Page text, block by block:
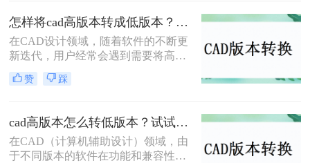
绍三种实用的cad版本转换方法，帮助
您轻松完成转换工作。
怎样将cad高版本转成低版本？分享3种实用的方法~！
在CAD设计领域，随着软件的不断更
新迭代，用户经常会遇到需要将高版
本的CAD文件转换为低版本以便在不
同版本的CAD软件中打开或共享的情
呢？本文将详细介绍几种将CAD高版
本转换成低版本的方法，帮助用户轻
松应对这一需求。
赞 踩
cad高版本怎么转低版本？试试看这三个方法！
在CAD（计算机辅助设计）领域，由
于不同版本的软件在功能和兼容性上